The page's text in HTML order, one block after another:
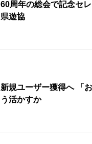
60周年の総会で記念セレ
県遊協
新規ユーザー獲得へ 「
う活かすか